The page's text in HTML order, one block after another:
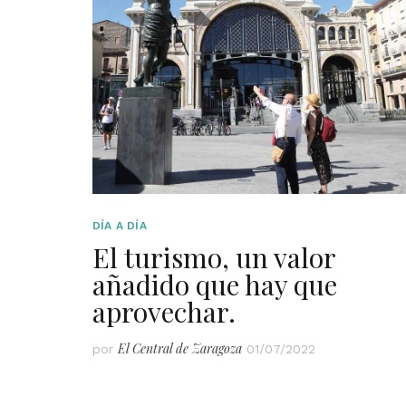
DÍA A DÍA
El turismo, un valor
añadido que hay que
aprovechar.
por El Central de Zaragoza 01/07/2022